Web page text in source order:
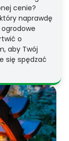
cenie?
naprawdę
o
aby Twój
się spędzać